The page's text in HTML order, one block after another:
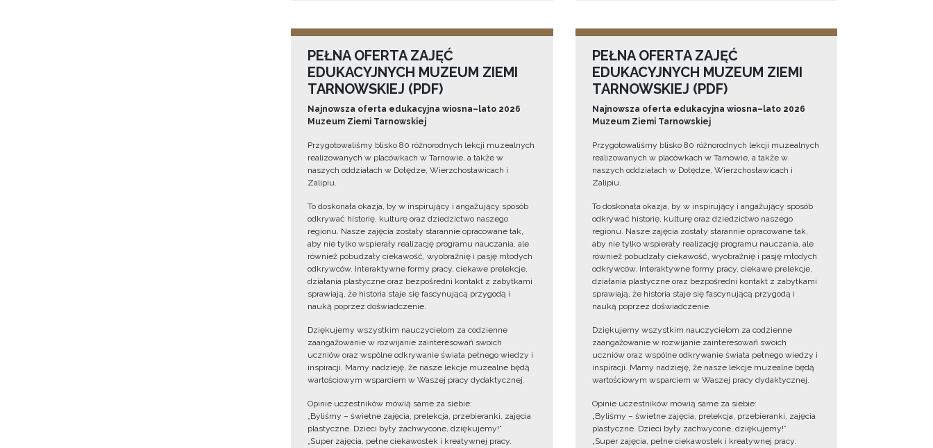
PEŁNA OFERTA ZAJĘĆ
EDUKACYJNYCH MUZEUM ZIEMI
TARNOWSKIEJ (PDF)
Najnowsza oferta edukacyjna wiosna–lato 2026
Muzeum Ziemi Tarnowskiej
Przygotowaliśmy blisko 80 różnorodnych lekcji muzealnych
realizowanych w placówkach w Tarnowie, a także w
naszych oddziałach w Dołędze, Wierzchosławicach i
Zalipiu.
To doskonała okazja, by w inspirujący i angażujący sposób
odkrywać historię, kulturę oraz dziedzictwo naszego
regionu. Nasze zajęcia zostały starannie opracowane tak,
aby nie tylko wspierały realizację programu nauczania, ale
również pobudzały ciekawość, wyobraźnię i pasję młodych
odkrywców. Interaktywne formy pracy, ciekawe prelekcje,
działania plastyczne oraz bezpośredni kontakt z zabytkami
sprawiają, że historia staje się fascynującą przygodą i
nauką poprzez doświadczenie.
Dziękujemy wszystkim nauczycielom za codzienne
zaangażowanie w rozwijanie zainteresowań swoich
uczniów oraz wspólne odkrywanie świata pełnego wiedzy i
inspiracji. Mamy nadzieję, że nasze lekcje muzealne będą
wartościowym wsparciem w Waszej pracy dydaktycznej.
Opinie uczestników mówią same za siebie:
„Byliśmy – świetne zajęcia, prelekcja, przebieranki, zajęcia
plastyczne. Dzieci były zachwycone, dziękujemy!”
„Super zajęcia, pełne ciekawostek i kreatywnej pracy.
PEŁNA OFERTA ZAJĘĆ
EDUKACYJNYCH MUZEUM ZIEMI
TARNOWSKIEJ (PDF)
Najnowsza oferta edukacyjna wiosna–lato 2026
Muzeum Ziemi Tarnowskiej
Przygotowaliśmy blisko 80 różnorodnych lekcji muzealnych
realizowanych w placówkach w Tarnowie, a także w
naszych oddziałach w Dołędze, Wierzchosławicach i
Zalipiu.
To doskonała okazja, by w inspirujący i angażujący sposób
odkrywać historię, kulturę oraz dziedzictwo naszego
regionu. Nasze zajęcia zostały starannie opracowane tak,
aby nie tylko wspierały realizację programu nauczania, ale
również pobudzały ciekawość, wyobraźnię i pasję młodych
odkrywców. Interaktywne formy pracy, ciekawe prelekcje,
działania plastyczne oraz bezpośredni kontakt z zabytkami
sprawiają, że historia staje się fascynującą przygodą i
nauką poprzez doświadczenie.
Dziękujemy wszystkim nauczycielom za codzienne
zaangażowanie w rozwijanie zainteresowań swoich
uczniów oraz wspólne odkrywanie świata pełnego wiedzy i
inspiracji. Mamy nadzieję, że nasze lekcje muzealne będą
wartościowym wsparciem w Waszej pracy dydaktycznej.
Opinie uczestników mówią same za siebie:
„Byliśmy – świetne zajęcia, prelekcja, przebieranki, zajęcia
plastyczne. Dzieci były zachwycone, dziękujemy!”
„Super zajęcia, pełne ciekawostek i kreatywnej pracy.